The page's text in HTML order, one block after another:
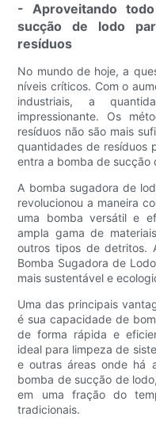
- Aproveitando
sucção de lodo
resíduos
No mundo de hoje, a
níveis críticos. Com o
industriais, a
impressionante. Os
resíduos não são mais
quantidades de resíduos
entra a bomba de sucção
A bomba sugadora de
revolucionou a maneira
uma bomba versátil e
ampla gama de
outros tipos de detritos.
Bomba Sugadora de
mais sustentável e
Uma das principais
é sua capacidade de
de forma rápida e
ideal para limpeza de
e outras áreas onde há
bomba de sucção de
em uma fração do
tradicionais.